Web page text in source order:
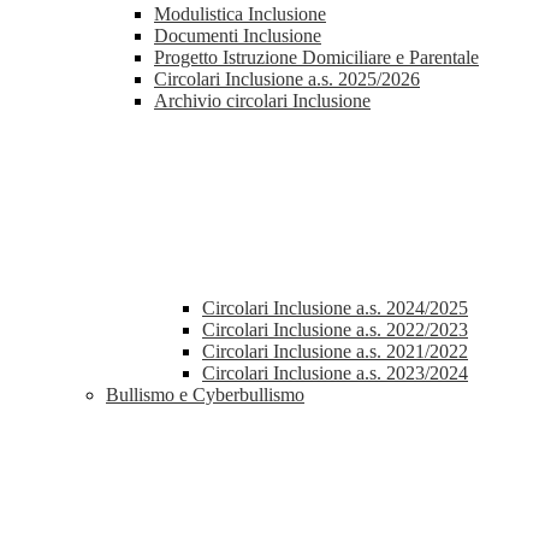
Modulistica Inclusione
Documenti Inclusione
Progetto Istruzione Domiciliare e Parentale
Circolari Inclusione a.s. 2025/2026
Archivio circolari Inclusione
Circolari Inclusione a.s. 2024/2025
Circolari Inclusione a.s. 2022/2023
Circolari Inclusione a.s. 2021/2022
Circolari Inclusione a.s. 2023/2024
Bullismo e Cyberbullismo